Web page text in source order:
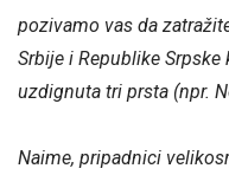
pozivamo vas da
Srbije i Republike
uzdignuta tri prsta (npr.
Naime, pripadnici